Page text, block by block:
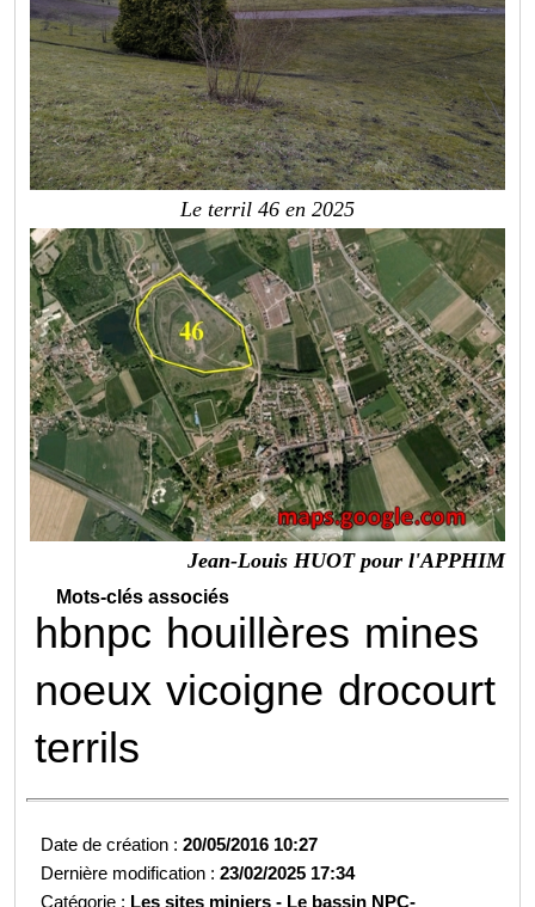
Le terril 46 en 2025
Jean-Louis HUOT pour l'APPHIM
Mots-clés associés
hbnpc houillères mines
noeux vicoigne drocourt
terrils
Date de création :20/05/2016 10:27
Dernière modification :23/02/2025 17:34
Catégorie : Les sites miniers - Le bassin NPC-